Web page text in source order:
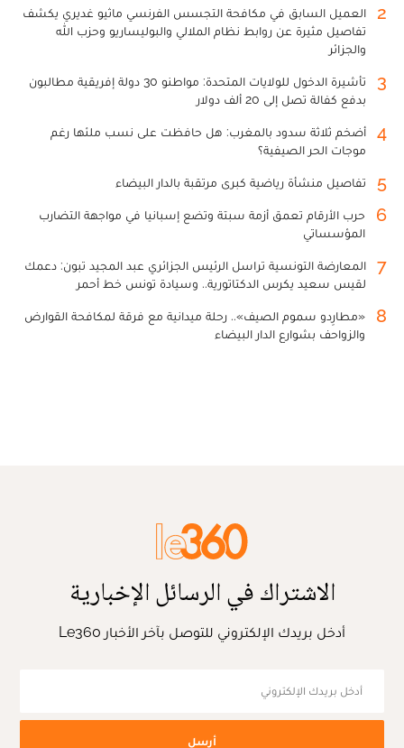
2
العميل السابق في مكافحة التجسس الفرنسي ماثيو غديري يكشف
تفاصيل مثيرة عن روابط نظام الملالي والبوليساريو وحزب الله
والجزائر
3
تأشيرة الدخول للولايات المتحدة: مواطنو 30 دولة إفريقية مطالبون
بدفع كفالة تصل إلى 20 ألف دولار
4
أضخم ثلاثة سدود بالمغرب: هل حافظت على نسب ملئها رغم
موجات الحر الصيفية؟
5 تفاصيل منشأة رياضية كبرى مرتقبة بالدار البيضاء
6
حرب الأرقام تعمق أزمة سبتة وتضع إسبانيا في مواجهة التضارب
المؤسساتي
7
المعارضة التونسية تراسل الرئيس الجزائري عبد المجيد تبون: دعمك
لقيس سعيد يكرس الدكتاتورية.. وسيادة تونس خط أحمر
8
«مطارِدو سموم الصيف».. رحلة ميدانية مع فرقة لمكافحة القوارض
والزواحف بشوارع الدار البيضاء
الاشتراك في الرسائل الإخبارية
أدخل بريدك الإلكتروني للتوصل بآخر الأخبار Le360
أرسل